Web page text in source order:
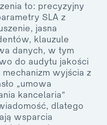
to: precyzyjny
SLA z
jasna
klauzule
danych, w tym
do audytu jakości
wyjścia z
„umowa
kancelaria”
dlatego
wsparcia